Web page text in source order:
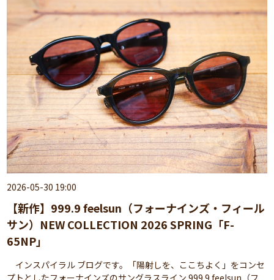
2026-05-30 19:00
【新作】999.9 feelsun（フォーナインズ・フィール
サン）NEW COLLECTION 2026 SPRING「F-
65NP」
インスパイラル ブログです。「陽射しを、ここちよく」をコンセ